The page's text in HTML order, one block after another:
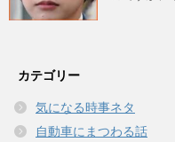
カテゴリー
気になる時事ネタ
自動車にまつわる話